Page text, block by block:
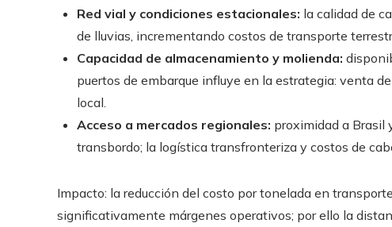
Red vial y condiciones estacionales: la calidad de
de lluvias, incrementando costos de transporte
Capacidad de almacenamiento y molienda:
puertos de embarque influye en la estrategia: venta
local.
Acceso a mercados regionales: proximidad a Brasil
transbordo; la logística transfronteriza y costos de
Impacto: la reducción del costo por tonelada en
significativamente márgenes operativos; por ello la